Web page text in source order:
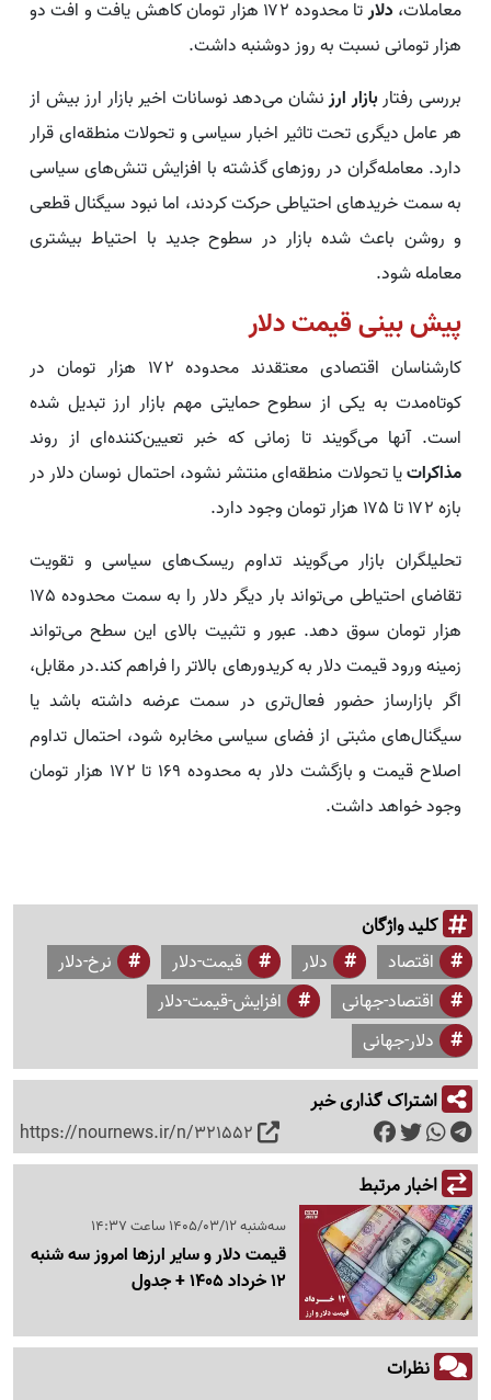
معاملات، دلار
تا محدوده ۱۷۲ هزار تومان کاهش یافت و افت دو
هزار تومانی نسبت به روز دوشنبه داشت.
بررسی رفتاربازار ارزنشان می‌دهد نوسانات اخیر بازار ارز بیش از
هر عامل دیگری تحت تاثیر اخبار سیاسی و تحولات منطقه‌ای قرار
دارد. معامله‌گران در روزهای گذشته با افزایش تنش‌های سیاسی
به سمت خریدهای احتیاطی حرکت کردند، اما نبود سیگنال قطعی
و روشن باعث شده بازار در سطوح جدید با احتیاط بیشتری
معامله شود.
پیش‌ بینی قیمت دلار
کارشناسان اقتصادی معتقدند محدوده ۱۷۲ هزار تومان در
کوتاه‌مدت به یکی از سطوح حمایتی مهم بازار ارز تبدیل شده
است. آنها می‌گویند تا زمانی که خبر تعیین‌کننده‌ای از روند
مذاکراتیا تحولات منطقه‌ای منتشر نشود، احتمال نوسان دلار در
بازه ۱۷۲ تا ۱۷۵ هزار تومان وجود دارد.
تحلیلگران بازار می‌گویند تداوم ریسک‌های سیاسی و تقویت
تقاضای احتیاطی می‌تواند بار دیگر دلار را به سمت محدوده ۱۷۵
هزار تومان سوق دهد. عبور و تثبیت بالای این سطح می‌تواند
زمینه ورود قیمت دلار به کریدورهای بالاتر را فراهم کند.در مقابل،
اگر بازارساز حضور فعال‌تری در سمت عرضه داشته باشد یا
سیگنال‌های مثبتی از فضای سیاسی مخابره شود، احتمال تداوم
اصلاح قیمت و بازگشت دلار به محدوده ۱۶۹ تا ۱۷۲ هزار تومان
وجود خواهد داشت.
کلید واژگان
اقتصاد دلار قیمت-دلار
نرخ-دلار
اقتصاد-جهانی
افزایش-قیمت-دلار
دلار-جهانی
اشتراک گذاری خبر
https://nournews.ir/n/321552
اخبار مرتبط
سه‌شنبه 1405/03/12 ساعت 14:37
قیمت دلار و سایر ارزها امروز سه شنبه
12 خرداد 1405 + جدول
نظرات